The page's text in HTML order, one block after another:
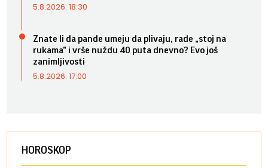
5.8.2026. 18:30
Znate li da pande umeju da plivaju, rade „stoj na
rukama” i vrše nuždu 40 puta dnevno? Evo još
zanimljivosti
5.8.2026. 17:00
HOROSKOP